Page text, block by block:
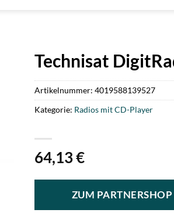
Technisat
64,13€
ZUM PARTNERSHOP
Artikelnummer: 4019588139527
Kategorie: Radios mit CD-Player